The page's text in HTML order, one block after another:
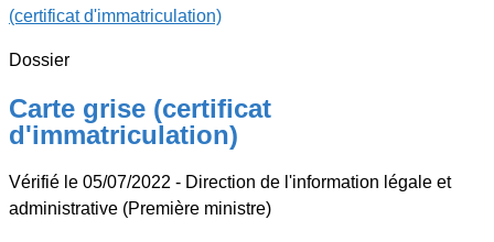
(certificat d'immatriculation)
Dossier
Carte grise (certificat
d'immatriculation)
Vérifié le 05/07/2022 - Direction de l'information légale et
administrative (Première ministre)